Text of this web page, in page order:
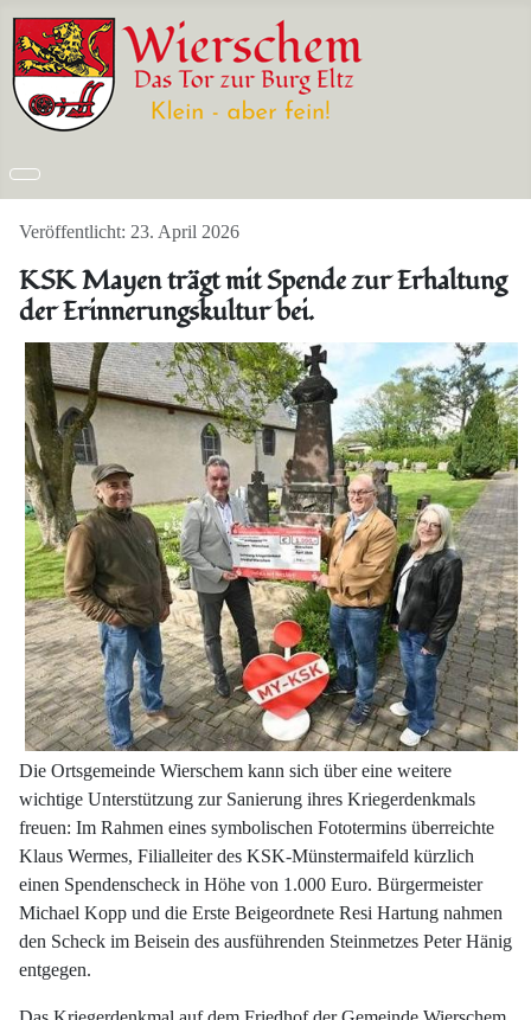
Details
Veröffentlicht: 23. April 2026
KSK Mayen trägt mit Spende zur Erhaltung
der Erinnerungskultur bei.
Die Ortsgemeinde Wierschem kann sich über eine weitere
wichtige Unterstützung zur Sanierung ihres Kriegerdenkmals
freuen: Im Rahmen eines symbolischen Fototermins überreichte
Klaus Wermes, Filialleiter des KSK-Münstermaifeld kürzlich
einen Spendenscheck in Höhe von 1.000 Euro. Bürgermeister
Michael Kopp und die Erste Beigeordnete Resi Hartung nahmen
den Scheck im Beisein des ausführenden Steinmetzes Peter Hänig
entgegen.